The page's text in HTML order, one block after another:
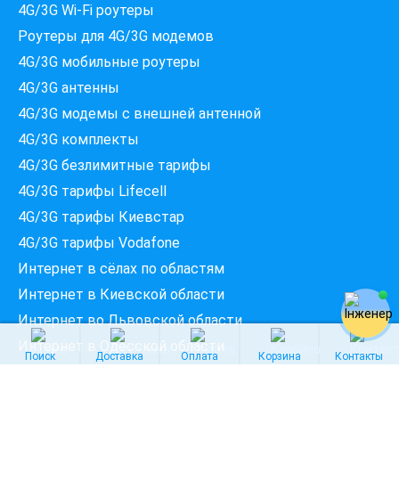
4G/3G Wi-Fi роутеры
Роутеры для 4G/3G модемов
4G/3G мобильные роутеры
4G/3G антенны
4G/3G модемы c внешней антенной
4G/3G комплекты
4G/3G безлимитные тарифы
4G/3G тарифы Lifecell
4G/3G тарифы Киевстар
4G/3G тарифы Vodafone
Интернет в сёлах по областям
Интернет в Киевской области
Интернет во Львовской области
Интернет в Одесской области
Поиск Доставка Оплата Корзина Контакты
Які провайдери працюють
за вашою адресою?
Перевірте доступність інтернету за 30 секунд
Введіть вашу адресу
Місто, вулиця та номер будинку
ПЕРЕВІРИТИ ПРОВАЙДЕРІВ